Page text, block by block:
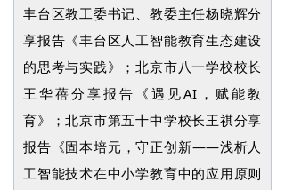
丰台区教工委书记、教委主任杨晓辉分
享报告《丰台区人工智能教育生态建设
的思考与实践》；北京市八一学校校长
王华蓓分享报告《遇见AI，赋能教
育》；北京市第五十中学校长王祺分享
报告《固本培元，守正创新——浅析人
工智能技术在中小学教育中的应用原则